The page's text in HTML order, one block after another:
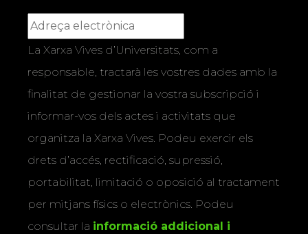
La Xarxa Vives d’Universitats, com a
responsable, tractarà les vostres dades amb la
finalitat de gestionar la vostra subscripció i
informar-vos dels actes i activitats que
organitza la Xarxa Vives. Podeu exercir els
drets d’accés, rectificació, supressió,
portabilitat, limitació o oposició al tractament
per mitjans físics o electrònics. Podeu
consultar la informació addicional i